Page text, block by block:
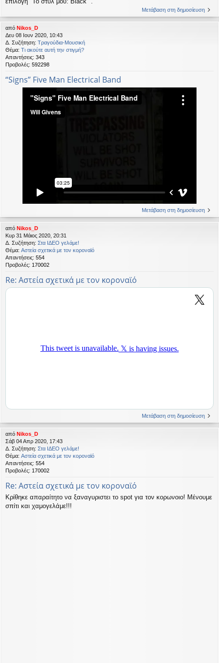
Μετάβαση στη δημοσίευση
από Nikos_D
Δευ 08 Ιουν 2020, 10:43
Δ. Συζήτηση: Τραγούδια-Μουσική
Θέμα: Τι ακούτε αυτή την στιγμή?
Απαντήσεις: 343
Προβολές: 592298
“Signs” Five Man Electrical Band
Μετάβαση στη δημοσίευση
από Nikos_D
Κυρ 31 Μάιος 2020, 20:31
Δ. Συζήτηση: Στα ΙΔΕΟ γελάμε!
Θέμα: Αστεία σχετικά με τον κοροναϊό
Απαντήσεις: 554
Προβολές: 170002
Re: Αστεία σχετικά με τον κοροναϊό
Μετάβαση στη δημοσίευση
από Nikos_D
Σάβ 04 Απρ 2020, 17:43
Δ. Συζήτηση: Στα ΙΔΕΟ γελάμε!
Θέμα: Αστεία σχετικά με τον κοροναϊό
Απαντήσεις: 554
Προβολές: 170002
Re: Αστεία σχετικά με τον κοροναϊό
Κρίθηκε απαραίτητο να ξαναγυριστει το spot για τον κορωνοιο! Μένουμε
σπίτι και χαμογελάμε!!!